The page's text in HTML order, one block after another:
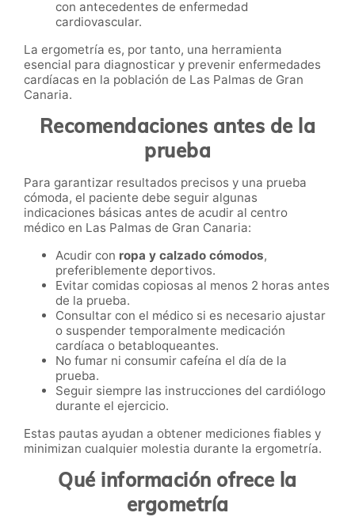
con antecedentes de enfermedad
cardiovascular.
La ergometría es, por tanto, una herramienta
esencial para diagnosticar y prevenir enfermedades
cardíacas en la población de Las Palmas de Gran
Canaria.
Recomendaciones antes de la
prueba
Para garantizar resultados precisos y una prueba
cómoda, el paciente debe seguir algunas
indicaciones básicas antes de acudir al centro
médico en Las Palmas de Gran Canaria:
Acudir con ropa y calzado cómodos,
preferiblemente deportivos.
Evitar comidas copiosas al menos 2 horas antes
de la prueba.
Consultar con el médico si es necesario ajustar
o suspender temporalmente medicación
cardíaca o betabloqueantes.
No fumar ni consumir cafeína el día de la
prueba.
Seguir siempre las instrucciones del cardiólogo
durante el ejercicio.
Estas pautas ayudan a obtener mediciones fiables y
minimizan cualquier molestia durante la ergometría.
Qué información ofrece la
ergometría